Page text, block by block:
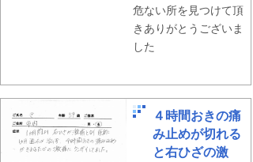
危ない所を見つけて頂
きありがとうございま
した
４時間おきの痛
み止めが切れる
と右ひざの激